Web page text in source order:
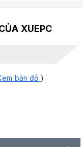
XUEPC
bản đồ )